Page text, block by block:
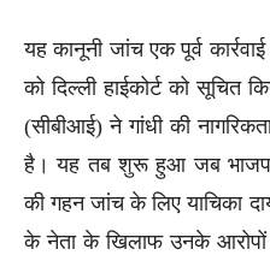
यह कानूनी जांच एक पूर्व
को दिल्ली हाईकोर्ट को सूचित
(सीबीआई) ने गांधी की
है। यह तब शुरू हुआ जब भाजपा
की गहन जांच के लिए याचिका
के नेता के खिलाफ उनके आरोपों